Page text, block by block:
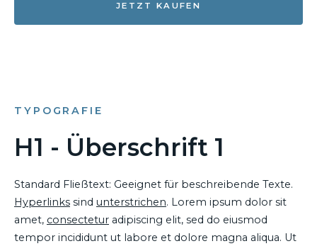
JETZT KAUFEN
TYPOGRAFIE
H1 - Überschrift 1
Standard Fließtext: Geeignet für beschreibende Texte.
Hyperlinks sind unterstrichen. Lorem ipsum dolor sit
amet, consectetur adipiscing elit, sed do eiusmod
tempor incididunt ut labore et dolore magna aliqua. Ut